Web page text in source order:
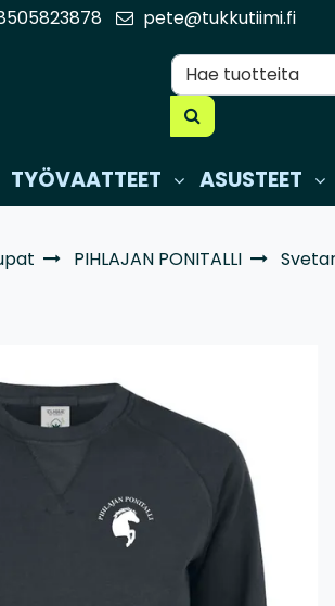
pete@tukkutiimi.fi
TYÖVAATTEET ASUSTEET
PIHLAJAN PONITALLI